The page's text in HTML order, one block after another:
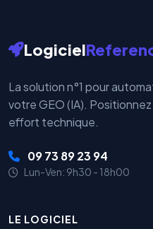
Logiciel
La solution n°1 pour
votre GEO (IA).
effort technique.
09 73 89 23 94
Lun-Ven: 9h30 - 18h00
LE LOGICIEL